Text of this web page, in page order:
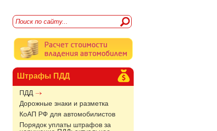
Штрафы ПДД
ПДД
Дорожные знаки и разметка
КоАП РФ для автомобилистов
Порядок уплаты штрафов за